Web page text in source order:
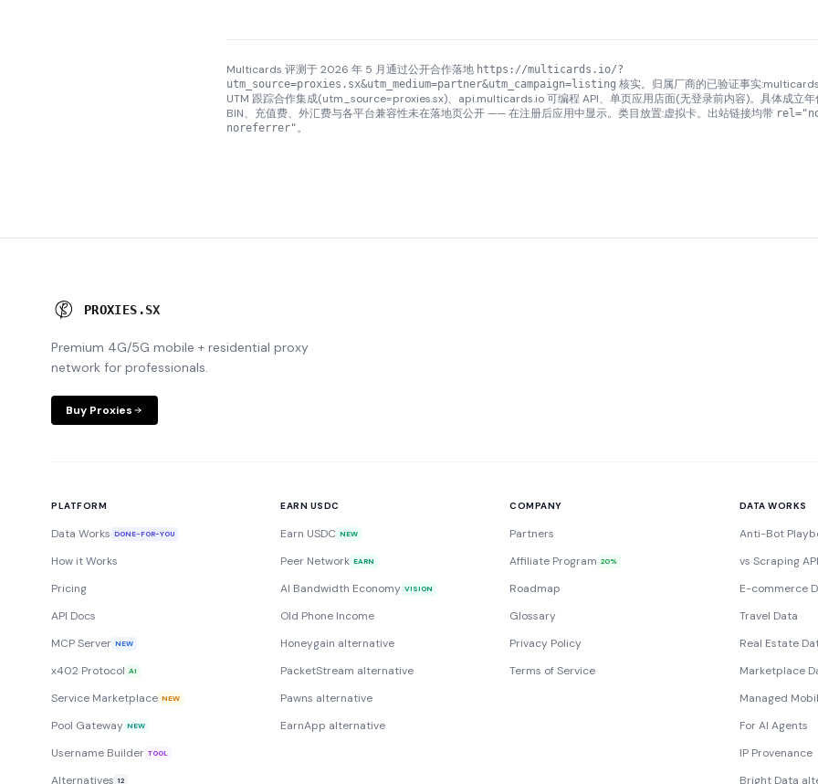
Multicards 评测于 2026 年 5 月通过公开合作落地 https://multicards.io/?
utm_source=proxies.sx&utm_medium=partner&utm_campaign=listing 核实。归属厂商的已验证事实
UTM 跟踪合作集成(utm_source=proxies.sx)、api.multicards.io 可编程 API、单页应用店面(无登录前内容)。具体成立
BIN、充值费、外汇费与各平台兼容性未在落地页公开 —— 在注册后应用中显示。类目放置:虚拟卡。出站链接均带
noreferrer"。
PROXIES .SX
Premium 4G/5G mobile + residential proxy
network for professionals.
Buy Proxies
PLATFORM
Data Works DONE-FOR-YOU
How it Works
Pricing
API Docs
MCP Server NEW
x402 Protocol AI
Service Marketplace NEW
Pool Gateway NEW
Username Builder TOOL
Alternatives 12
EARN USDC
Earn USDC NEW
Peer Network EARN
AI Bandwidth Economy VISION
Old Phone Income
Honeygain alternative
PacketStream alternative
Pawns alternative
EarnApp alternative
COMPANY
Partners
Affiliate Program 20%
Roadmap
Glossary
Privacy Policy
Terms of Service
DATA WORKS
Anti-Bot
vs Scraping
E-commerce
Travel Data
Real Estate
Marketplace
Managed
For AI Agents
IP Provenance
Bright Data